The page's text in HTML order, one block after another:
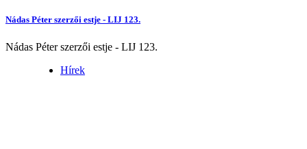
Nádas Péter szerzői estje - LIJ 123.
Nádas Péter szerzői estje - LIJ 123.
Hírek